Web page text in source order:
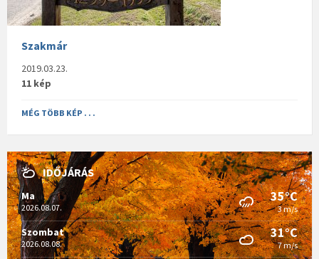
Szakmár
2019.03.23.
11 kép
MÉG TÖBB KÉP . . .
IDŐJÁRÁS
Ma
2026.08.07.
35°C
3 m/s
Szombat
2026.08.08.
31°C
7 m/s